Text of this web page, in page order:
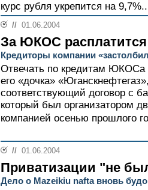
курс рубля укрепится на
// 01.06.2004
За ЮКОС расплатится
Кредиторы компании
Отвечать по кредитам
его «дочка»
соответствующий договор с
который был организатором
компанией осенью прошлого
// 01.06.2004
Приватизации "не
Дело о Mazeikiu naftа вновь